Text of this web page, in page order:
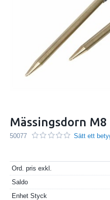
Mässingsdorn M8
50077 Sätt ett
Ord. pris exkl.
Saldo
Enhet Styck